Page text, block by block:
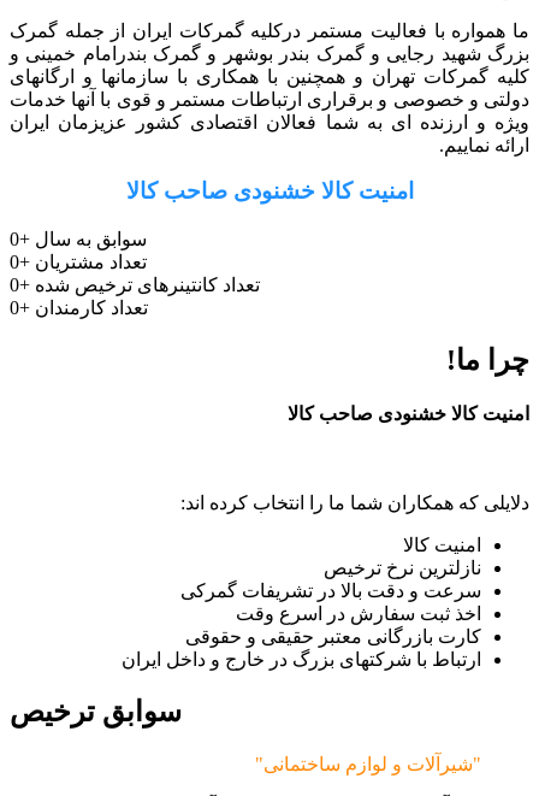
ما همواره با فعالیت مستمر درکلیه گمرکات ایران از جمله گمرک
بزرگ شهید رجایی و گمرک بندر بوشهر و گمرک بندرامام خمینی و
کلیه گمرکات تهران و همچنین با همکاری با سازمانها و ارگانهای
دولتی و خصوصی و برقراری ارتباطات مستمر و قوی با آنها خدمات
ویژه و ارزنده ای به شما فعالان اقتصادی کشور عزیزمان ایران
ارائه نماییم.
امنیت کالا خشنودی صاحب کالا
0+ سوابق به سال
0+ تعداد مشتریان
0+ تعداد کانتینرهای ترخیص شده
0+ تعداد کارمندان
چرا ما!
امنیت کالا خشنودی صاحب کالا
دلایلی که همکاران شما ما را انتخاب کرده اند:
امنیت کالا
نازلترین نرخ ترخیص
سرعت و دقت بالا در تشریفات گمرکی
اخذ ثبت سفارش در اسرع وقت
کارت بازرگانی معتبر حقیقی و حقوقی
ارتباط با شرکتهای بزرگ در خارج و داخل ایران
سوابق ترخیص
"شیرآلات و لوازم ساختمانی"